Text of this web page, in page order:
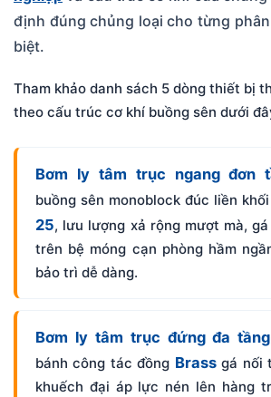
định đúng chủng loại cho từng
biệt.
Tham khảo danh sách 5 dòng thiết bị
theo cấu trúc cơ khí buồng sên dưới
Bơm ly tâm trục ngang đơn
buồng sên monoblock đúc liền
25, lưu lượng xả rộng mượt mà,
trên bệ móng cạn phòng hầm
bảo trì dễ dàng.
Bơm ly tâm trục đứng đa
bánh công tác đồng Brassgá nối
khuếch đại áp lực nén lên hàng